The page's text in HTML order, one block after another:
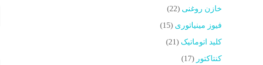
خازن روغنی 22
22
فیوز مینیاتوری 15
15
کلید اتوماتیک 21
21
کنتاکتور 17
17